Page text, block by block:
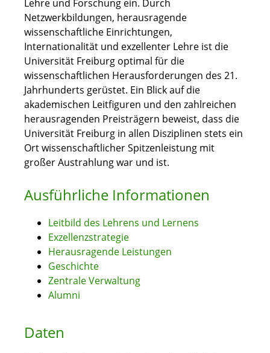
Lehre und Forschung ein. Durch
Netzwerkbildungen, herausragende
wissenschaftliche Einrichtungen,
Internationalität und exzellenter Lehre ist die
Universität Freiburg optimal für die
wissenschaftlichen Herausforderungen des 21.
Jahrhunderts gerüstet. Ein Blick auf die
akademischen Leitfiguren und den zahlreichen
herausragenden Preisträgern beweist, dass die
Universität Freiburg in allen Disziplinen stets ein
Ort wissenschaftlicher Spitzenleistung mit
großer Austrahlung war und ist.
Ausführliche Informationen
Leitbild des Lehrens und Lernens
Exzellenzstrategie
Herausragende Leistungen
Geschichte
Zentrale Verwaltung
Alumni
Daten